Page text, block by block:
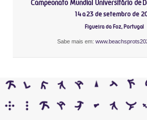
Campeonato Mundial Universitário de
14 a 23 de setembro de
Figueira da Foz, Portugal
Sabe mais em: